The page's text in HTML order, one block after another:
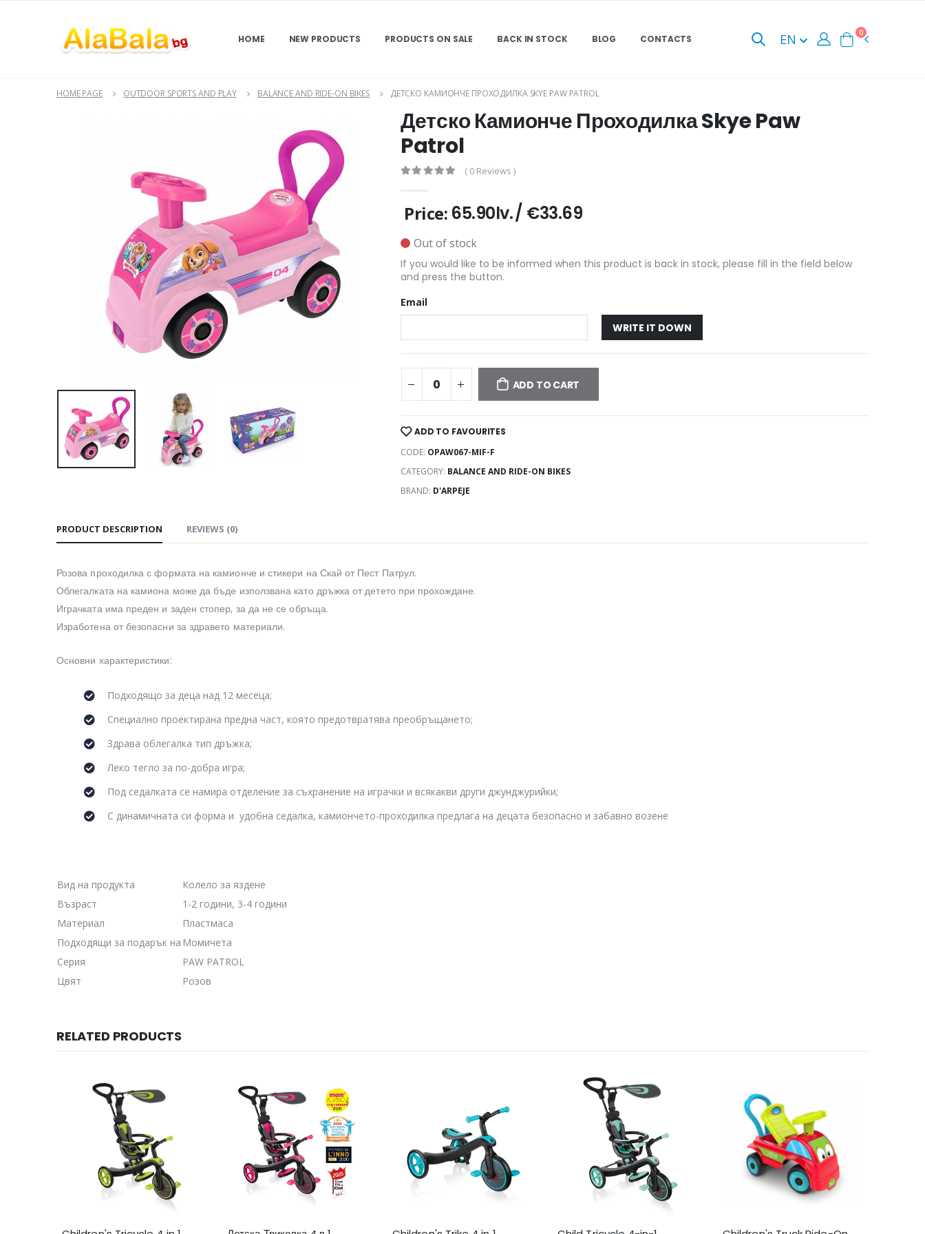
HOME NEW PRODUCTS PRODUCTS ON SALE BACK IN STOCK BLOG CONTACTS EN 0
HOME PAGE OUTDOOR SPORTS AND PLAY BALANCE AND RIDE-ON BIKES ДЕТСКО КАМИОНЧЕ ПРОХОДИЛКА SKYE PAW PATROL
Детско Камионче Проходилка Skye Paw
Patrol
( 0 Reviews )
Price: 65.90lv./ €33.69
Out of stock
If you would like to be informed when this product is back in stock, please fill in the field below
and press the button.
Email
ADD TO CART
ADD TO FAVOURITES
CODE: OPAW067-MIF-F
CATEGORY: BALANCE AND RIDE-ON BIKES
BRAND: D'ARPEJE
PRODUCT DESCRIPTION REVIEWS (0)
Розова проходилка с формата на камионче и стикери на Скай от Пест Патрул.
Облегалката на камиона може да бъде използвана като дръжка от детето при прохождане.
Играчката има преден и заден стопер, за да не се обръща.
Изработена от безопасни за здравето материали.
Основни характеристики:
Подходящо за деца над 12 месеца;
Специално проектирана предна част, която предотвратява преобръщането;
Здрава облегалка тип дръжка;
Леко тегло за по-добра игра;
Под седалката се намира отделение за съхранение на играчки и всякакви други джунджурийки;
С динамичната си форма и удобна седалка, камиончето-проходилка предлага на децата безопасно и забавно возене
Вид на продукта
Колело за яздене
Възраст
1-2 години, 3-4 години
Материал
Пластмаса
Подходящи за подарък на Момичета
Серия
PAW PATROL
Цвят
Розов
RELATED PRODUCTS